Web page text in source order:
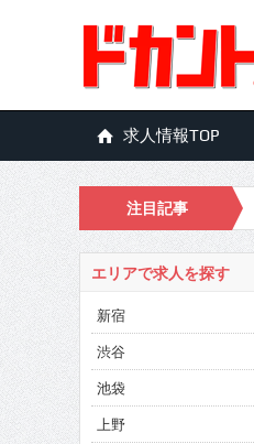
求人情報TOP
注目記事
エリアで求人を探す
新宿
渋谷
池袋
上野